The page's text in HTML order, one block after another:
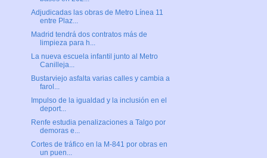
Adjudicadas las obras de Metro Línea 11
entre Plaz...
Madrid tendrá dos contratos más de
limpieza para h...
La nueva escuela infantil junto al Metro
Canilleja...
Bustarviejo asfalta varias calles y cambia a
farol...
Impulso de la igualdad y la inclusión en el
deport...
Renfe estudia penalizaciones a Talgo por
demoras e...
Cortes de tráfico en la M-841 por obras en
un puen...